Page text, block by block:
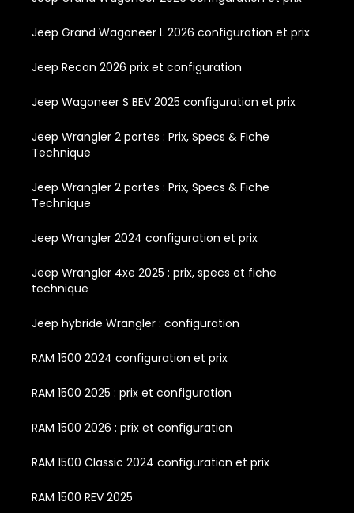
Jeep Grand Wagoneer L 2026 configuration et prix
Jeep Recon 2026 prix et configuration
Jeep Wagoneer S BEV 2025 configuration et prix
Jeep Wrangler 2 portes : Prix, Specs & Fiche
Technique
Jeep Wrangler 2 portes : Prix, Specs & Fiche
Technique
Jeep Wrangler 2024 configuration et prix
Jeep Wrangler 4xe 2025 : prix, specs et fiche
technique
Jeep hybride Wrangler : configuration
RAM 1500 2024 configuration et prix
RAM 1500 2025 : prix et configuration
RAM 1500 2026 : prix et configuration
RAM 1500 Classic 2024 configuration et prix
RAM 1500 REV 2025